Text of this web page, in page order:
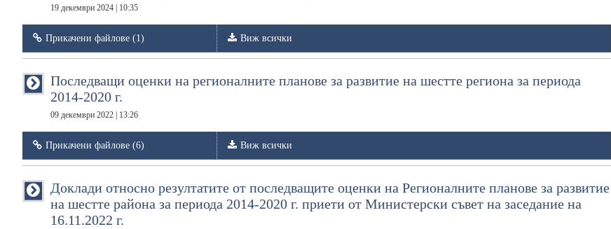
19 декември 2024 | 10:35
Прикачени файлове (1) Виж всички
Последващи оценки на регионалните планове за развитие на шестте региона за периода
2014-2020 г.
09 декември 2022 | 13:26
Прикачени файлове (6) Виж всички
Доклади относно резултатите от последващите оценки на Регионалните планове за развитие
на шестте района за периода 2014-2020 г. приети от Министерски съвет на заседание на
16.11.2022 г.